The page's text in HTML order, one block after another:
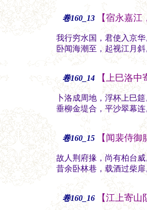
卷160_13 【宿永嘉
我行穷水国，君使入京
卧闻海潮至，起视江月
卷160_14 【上巳洛
卜洛成周地，浮杯上巳
垂柳金堤合，平沙翠幕
卷160_15 【闻裴侍
故人荆府掾，尚有柏台
昔余卧林巷，载酒过柴
卷160_16 【江上寄